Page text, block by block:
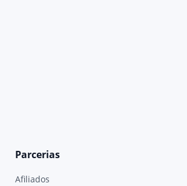
Parcerias
Afiliados